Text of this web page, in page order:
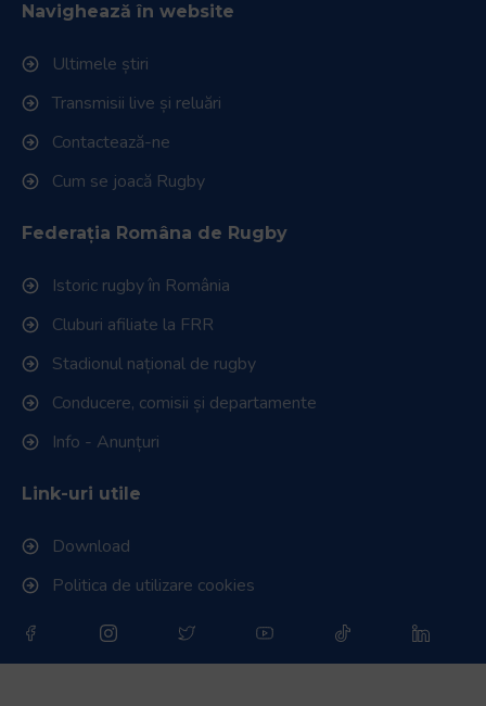
Navighează în website
Ultimele știri
Transmisii live și reluări
Contactează-ne
Cum se joacă Rugby
Federația Româna de Rugby
Istoric rugby în România
Cluburi afiliate la FRR
Stadionul național de rugby
Conducere, comisii și departamente
Info - Anunțuri
Link-uri utile
Download
Politica de utilizare cookies